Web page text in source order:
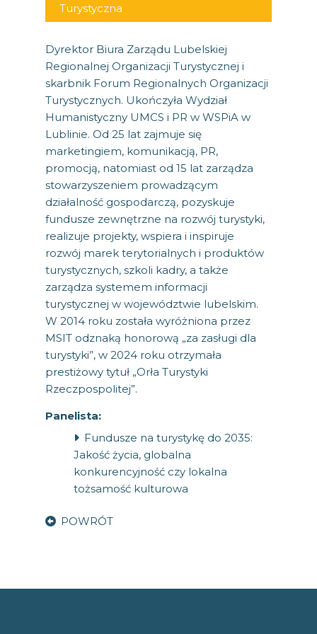
Turystyczna
Dyrektor Biura Zarządu Lubelskiej
Regionalnej Organizacji Turystycznej i
skarbnik Forum Regionalnych Organizacji
Turystycznych. Ukończyła Wydział
Humanistyczny UMCS i PR w WSPiA w
Lublinie. Od 25 lat zajmuje się
marketingiem, komunikacją, PR,
promocją, natomiast od 15 lat zarządza
stowarzyszeniem prowadzącym
działalność gospodarczą, pozyskuje
fundusze zewnętrzne na rozwój turystyki,
realizuje projekty, wspiera i inspiruje
rozwój marek terytorialnych i produktów
turystycznych, szkoli kadry, a także
zarządza systemem informacji
turystycznej w województwie lubelskim.
W 2014 roku została wyróżniona przez
MSIT odznaką honorową „za zasługi dla
turystyki”, w 2024 roku otrzymała
prestiżowy tytuł „Orła Turystyki
Rzeczpospolitej”.
Panelista:
Fundusze na turystykę do 2035:
Jakość życia, globalna
konkurencyjność czy lokalna
tożsamość kulturowa
POWRÓT